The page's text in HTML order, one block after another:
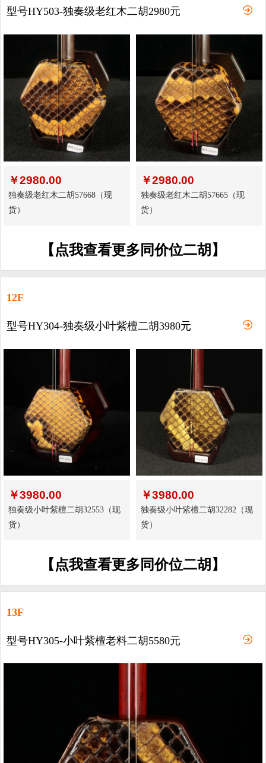
型号HY503-独奏级老红木二胡2980元
￥2980.00
独奏级老红木二胡57668（现
货）
￥2980.00
独奏级老红木二胡57665（现
货）
【点我查看更多同价位二胡】
12F
型号HY304-独奏级小叶紫檀二胡3980元
￥3980.00
独奏级小叶紫檀二胡32553（现
货）
￥3980.00
独奏级小叶紫檀二胡32282（现
货）
【点我查看更多同价位二胡】
13F
型号HY305-小叶紫檀老料二胡5580元